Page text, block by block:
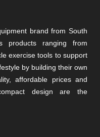
brand from South
products ranging from
exercise tools to support
by building their own
affordable prices and
design are the